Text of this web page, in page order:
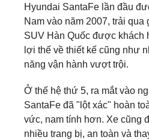
Hyundai SantaFe lần đầu
Nam vào năm 2007, trải qua
SUV Hàn Quốc được khách
lợi thế về thiết kế cũng như
năng vận hành vượt trội.
Ở thế hệ thứ 5, ra mắt vào
SantaFe đã "lột xác" hoàn
vức, nam tính hơn. Xe cũng
nhiều trang bị, an toàn và